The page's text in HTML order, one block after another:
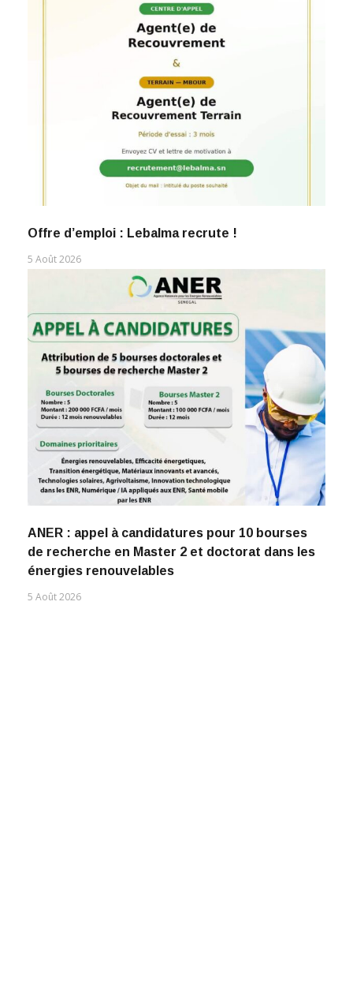
Offre d’emploi : Lebalma recrute !
5 Août 2026
ANER : appel à candidatures pour 10 bourses
de recherche en Master 2 et doctorat dans les
énergies renouvelables
5 Août 2026